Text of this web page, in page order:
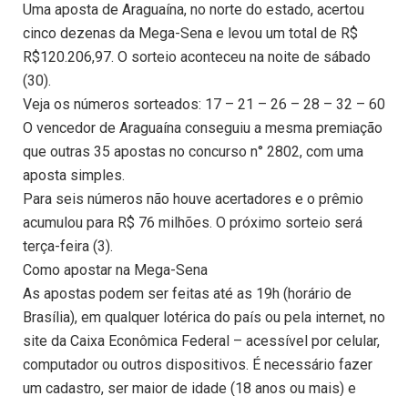
Uma aposta de Araguaína, no norte do estado, acertou
cinco dezenas da Mega-Sena e levou um total de R$
R$120.206,97. O sorteio aconteceu na noite de sábado
(30).
Veja os números sorteados: 17 – 21 – 26 – 28 – 32 – 60
O vencedor de Araguaína conseguiu a mesma premiação
que outras 35 apostas no concurso n° 2802, com uma
aposta simples.
Para seis números não houve acertadores e o prêmio
acumulou para R$ 76 milhões. O próximo sorteio será
terça-feira (3).
Como apostar na Mega-Sena
As apostas podem ser feitas até as 19h (horário de
Brasília), em qualquer lotérica do país ou pela internet, no
site da Caixa Econômica Federal – acessível por celular,
computador ou outros dispositivos. É necessário fazer
um cadastro, ser maior de idade (18 anos ou mais) e